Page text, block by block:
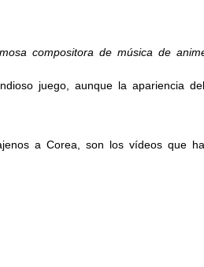
compositora de música de
juego, aunque la apariencia
a Corea, son los vídeos que